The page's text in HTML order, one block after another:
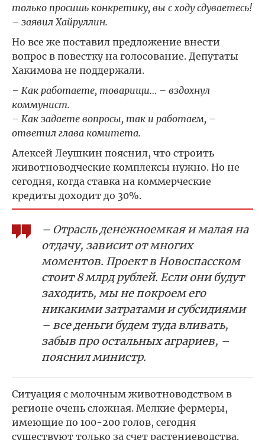
только просишь конкретику, вы с ходу сдуваетесь!
– заявил Хайруллин.
Но все же поставил предложение внести
вопрос в повестку на голосование. Депутаты
Хакимова не поддержали.
– Как работаете, товарищи… – вздохнул
коммунист.
– Как задаете вопросы, так и работаем, –
ответил глава комитета.
Алексей Леушкин пояснил, что строить
животноводческие комплексы нужно. Но не
сегодня, когда ставка на коммерческие
кредиты доходит до 30%.
– Отрасль денежноемкая и малая на
отдачу, зависит от многих
моментов. Проект в Новоспасском
стоит 8 млрд рублей. Если они будут
заходить, мы не покроем его
никакими затратами и субсидиями
– все деньги будем туда вливать,
забыв про остальных аграриев, –
пояснил министр.
Ситуация с молочным животноводством в
регионе очень сложная. Мелкие фермеры,
имеющие по 100-200 голов, сегодня
существуют только за счет растениеводства.